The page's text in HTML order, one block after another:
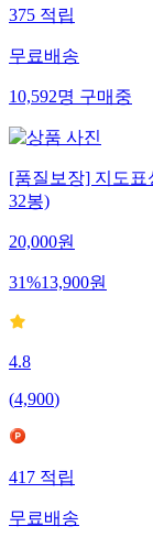
375 적립
무료배송
10,592명 구매중
[품질보장] 지도표
32봉)
20,000원
31%13,900원
4.8
(4,900)
417 적립
무료배송